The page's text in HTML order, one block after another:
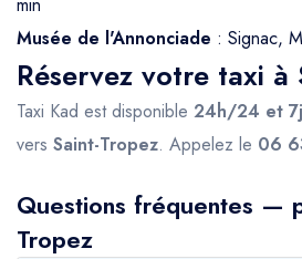
min
Musée de l'Annonciade : Signac,
Réservez votre taxi à
Taxi Kad est disponible 24h/24 et
vers Saint-Tropez. Appelez le 06
Questions fréquentes —
Tropez